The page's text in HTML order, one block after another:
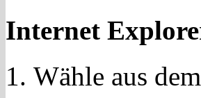
Internet
Wähle aus